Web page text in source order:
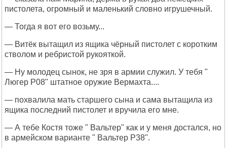
пистолета, огромный и маленький словно игрушечный.
— Тогда я вот его возьму...
— Витёк вытащил из ящика чёрный пистолет с коротким
стволом и ребристой рукояткой.
— Ну молодец сынок, не зря в армии служил. У тебя "
Люгер Р08" штатное оружие Вермахта....
— похвалила мать старшего сына и сама вытащила из
ящика последний пистолет и вручила его мне.
— А тебе Костя тоже " Вальтер" как и у меня достался, но
в армейском варианте " Вальтер Р38".